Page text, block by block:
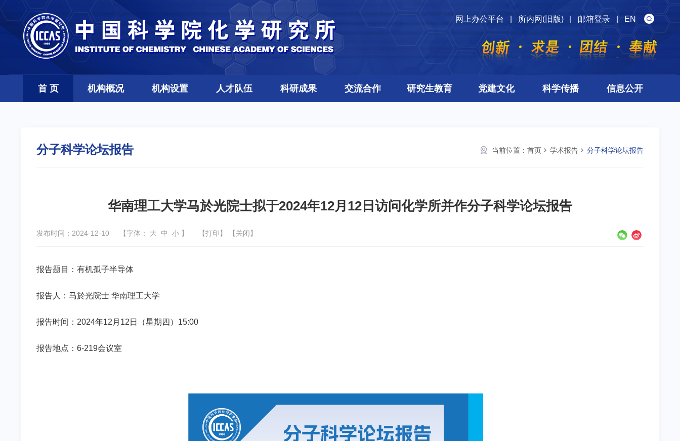
网上办公平台 所内网(旧版) 邮箱登录 |EN
首 页 机构概况 机构设置 人才队伍 科研成果 交流合作 研究生教育 党建文化 科学传播 信息公开
当前位置： 首页 学术报告 分子科学论坛报告
分子科学论坛报告
华南理工大学马於光院士拟于2024年12月12日访问化学所并作分子科学论坛报告
发布时间：2024-12-10 【字体： 大 中 小 】 【打印】 【关闭】
报告题目：有机孤子半导体
报告人：马於光院士 华南理工大学
报告时间：2024年12月12日（星期四）15:00
报告地点：6-219会议室